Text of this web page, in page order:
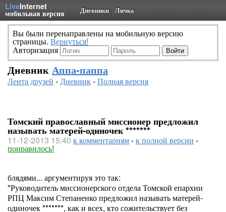
LiveInternet
мобильная версия Дневники Личка
Вы были перенаправлены на мобильную версию
страницы. Вернуться!
Авторизация
Дневник Аппа-паппа
Лента друзей -Дневник-Полная версия
Томский православный миссионер предложил
называть матерей-одиночек *******
11-12-2013 15:40 к комментариям-к полной версии -
понравилось!
блядями... аргументируя это так:
"Руководитель миссионерского отдела Томской епархии
РПЦ Максим Степаненко предложил называть матерей-
одиночек *******, как и всех, кто сожительствует без